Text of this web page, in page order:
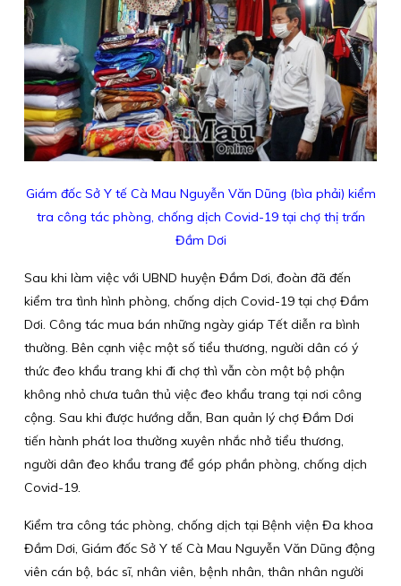
Giám đốc Sở Y tế Cà Mau Nguyễn Văn Dũng (bìa phải) kiểm
tra công tác phòng, chống dịch Covid-19 tại chợ thị trấn
Đầm Dơi
Sau khi làm việc với UBND huyện Đầm Dơi, đoàn đã đến
kiểm tra tình hình phòng, chống dịch Covid-19 tại chợ Đầm
Dơi. Công tác mua bán những ngày giáp Tết diễn ra bình
thường. Bên cạnh việc một số tiểu thương, người dân có ý
thức đeo khẩu trang khi đi chợ thì vẫn còn một bộ phận
không nhỏ chưa tuân thủ việc đeo khẩu trang tại nơi công
cộng. Sau khi được hướng dẫn, Ban quản lý chợ Đầm Dơi
tiến hành phát loa thường xuyên nhắc nhở tiểu thương,
người dân đeo khẩu trang để góp phần phòng, chống dịch
Covid-19.
Kiểm tra công tác phòng, chống dịch tại Bệnh viện Đa khoa
Đầm Dơi, Giám đốc Sở Y tế Cà Mau Nguyễn Văn Dũng động
viên cán bộ, bác sĩ, nhân viên, bệnh nhân, thân nhân người